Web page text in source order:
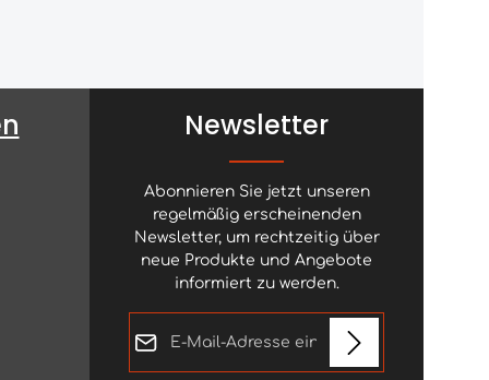
Newsletter
Abonnieren Sie jetzt unseren
regelmäßig erscheinenden
Newsletter, um rechtzeitig über
neue Produkte und Angebote
informiert zu werden.
E-Mail-Adresse*